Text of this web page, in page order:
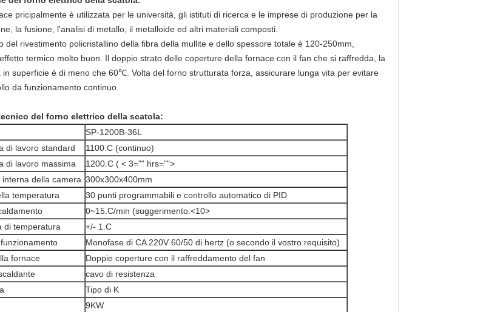
pricipalmente è utilizzata per le università, gli istituti di ricerca e le imprese di produzione per la
la fusione, l'analisi di metallo, il metalloide ed altri materiali composti.
del rivestimento policristallino della fibra della mullite e dello spessore totale è 120-250mm,
termico molto buon. Il doppio strato delle coperture della fornace con il fan che si raffredda, la
in superficie è di meno che 60℃. Volta del forno strutturata forza, assicurare lunga vita per evitare
da funzionamento continuo.
del forno elettrico della scatola:
SP-1200B-36L
di lavoro standard
1100.C (continuo)
di lavoro massima
1200.C ( < 3="" hrs="">
interna della camera 300x300x400mm
temperatura
30 punti programmabili e controllo automatico di PID
0~15.C/min (suggerimento:<10>
di temperatura
+/- 1.C
Monofase di CA 220V 60/50 di hertz (o secondo il vostro requisito)
fornace
Doppie coperture con il raffreddamento del fan
cavo di resistenza
Tipo di K
9KW